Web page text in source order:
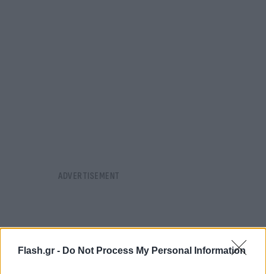
Flash.gr - Do Not Process My Personal Information